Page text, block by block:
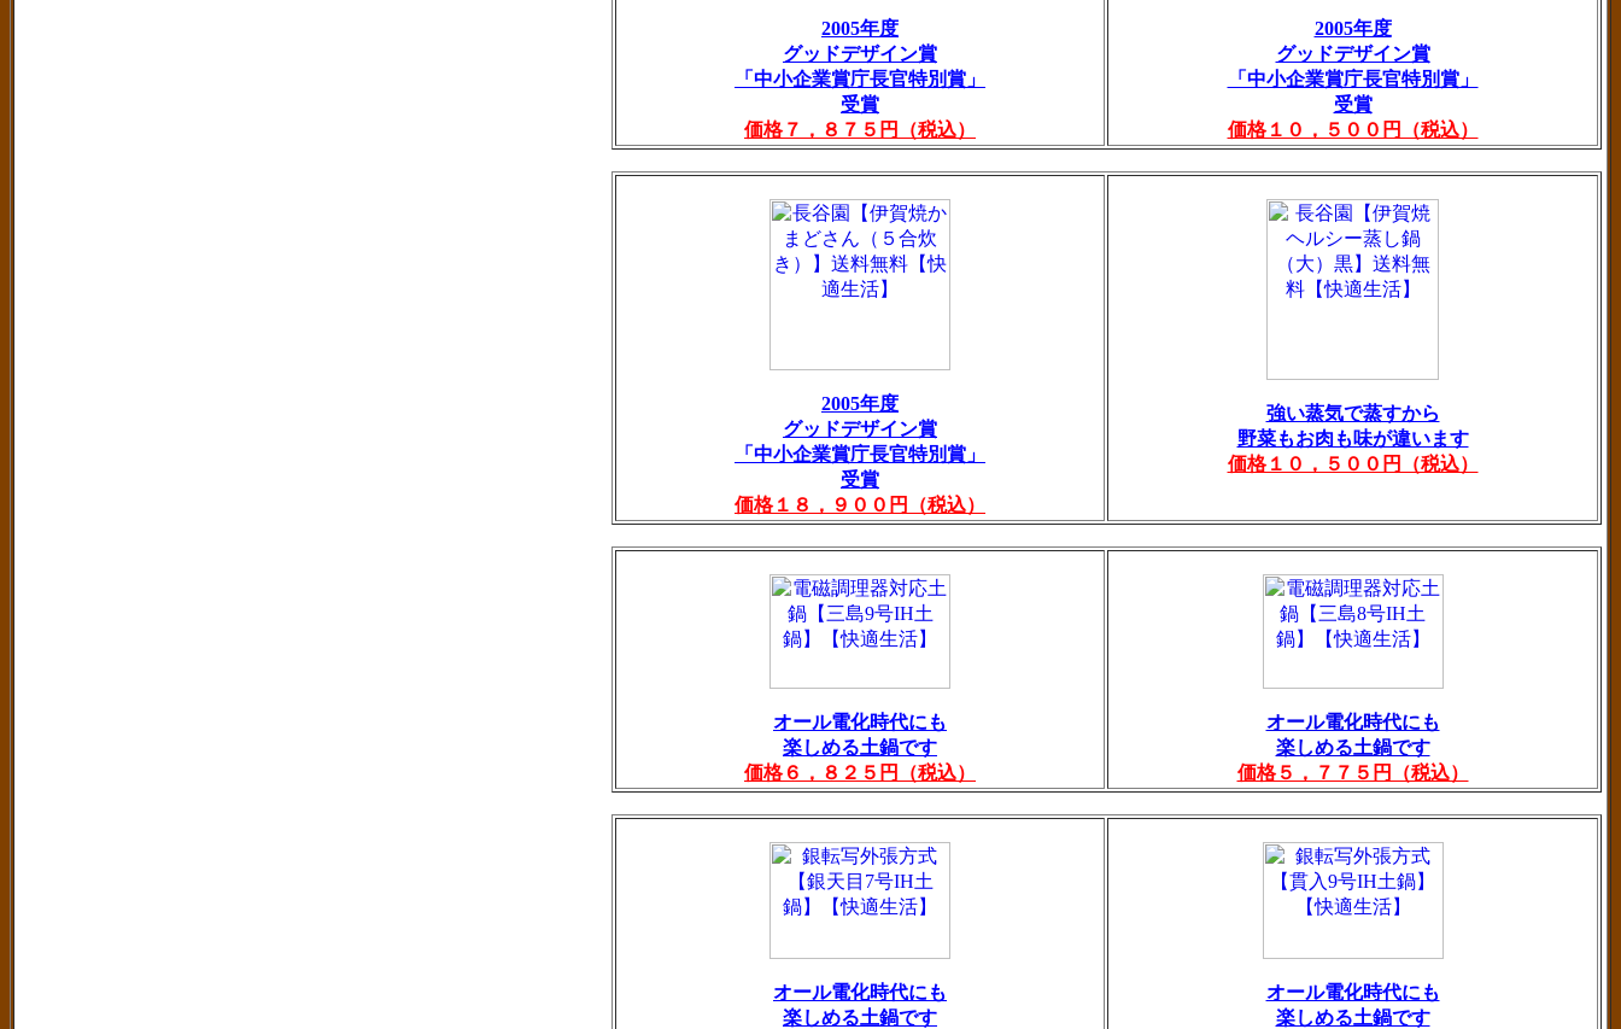
2005年度
グッドデザイン賞
「中小企業賞庁長官特別賞」
受賞
価格７，８７５円（税込）
2005年度
グッドデザイン賞
「中小企業賞庁長官特別賞」
受賞
価格１０，５００円（税込）
2005年度
グッドデザイン賞
「中小企業賞庁長官特別賞」
受賞
価格１８，９００円（税込）
強い蒸気で蒸すから
野菜もお肉も味が違います
価格１０，５００円（税込）
オール電化時代にも
楽しめる土鍋です
価格６，８２５円（税込）
オール電化時代にも
楽しめる土鍋です
価格５，７７５円（税込）
オール電化時代にも
楽しめる土鍋です
オール電化時代にも
楽しめる土鍋です